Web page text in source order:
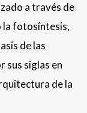
a través de
la fotosíntesis,
de las
sus siglas en
de la